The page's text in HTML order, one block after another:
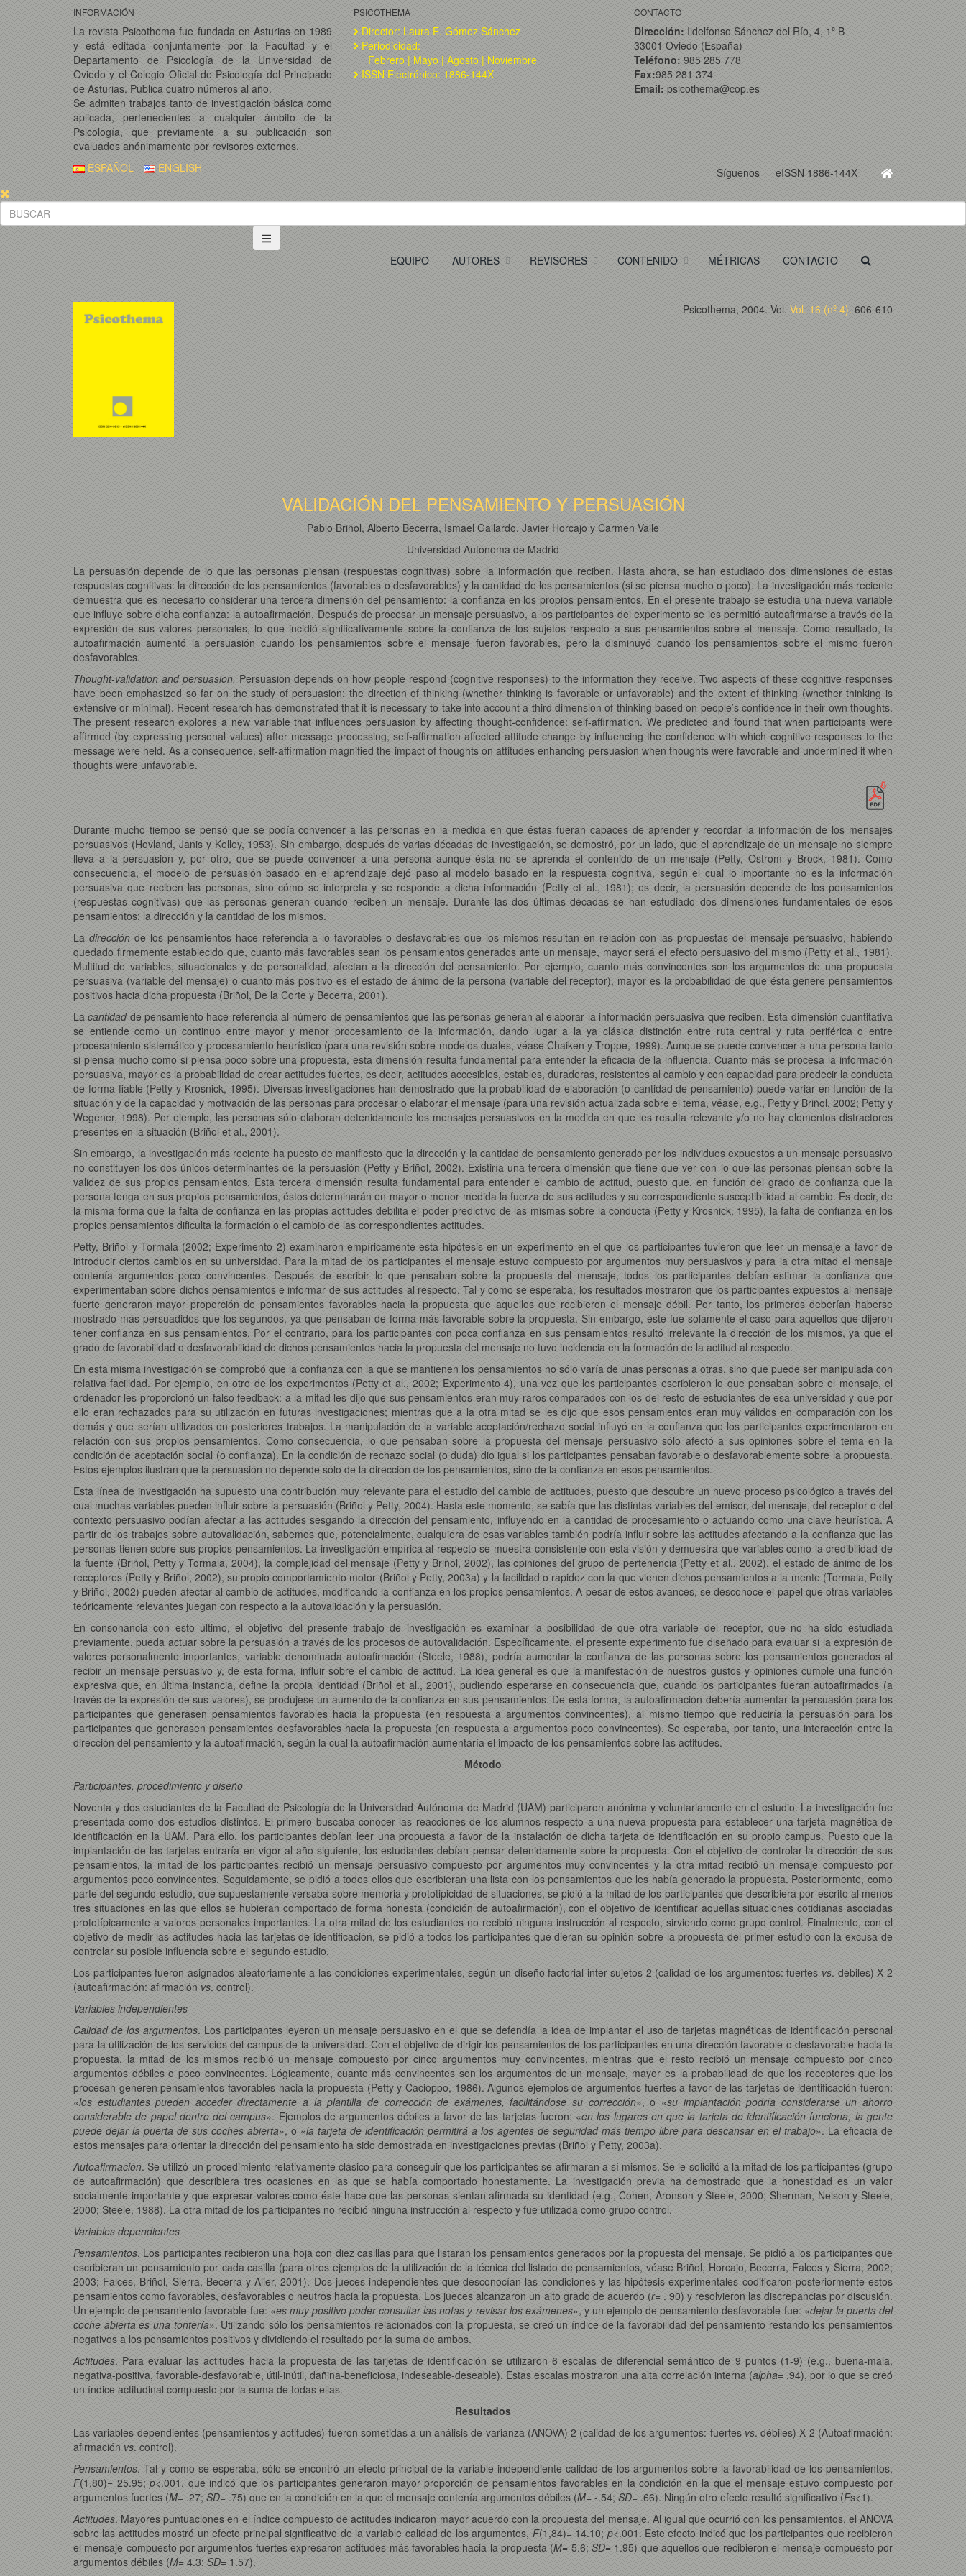
INFORMACIÓN
La revista Psicothema fue fundada en Asturias en 1989
y está editada conjuntamente por la Facultad y el
Departamento de Psicología de la Universidad de
Oviedo y el Colegio Oficial de Psicología del Principado
de Asturias. Publica cuatro números al año.
Se admiten trabajos tanto de investigación básica como
aplicada, pertenecientes a cualquier ámbito de la
Psicología, que previamente a su publicación son
evaluados anónimamente por revisores externos.
PSICOTHEMA
Director: Laura E. Gómez Sánchez
Periodicidad:
Febrero | Mayo | Agosto | Noviembre
ISSN Electrónico: 1886-144X
CONTACTO
Dirección: Ildelfonso Sánchez del Río, 4, 1º B
33001 Oviedo (España)
Teléfono: 985 285 778
Fax:985 281 374
Email: psicothema@cop.es
Síguenos eISSN 1886-144X
ESPAÑOL ENGLISH
EQUIPO AUTORES REVISORES CONTENIDO MÉTRICAS CONTACTO
Psicothema, 2004. Vol. Vol. 16 (nº 4). 606-610
VALIDACIÓN DEL PENSAMIENTO Y PERSUASIÓN
Pablo Briñol, Alberto Becerra, Ismael Gallardo, Javier Horcajo y Carmen Valle
Universidad Autónoma de Madrid
La persuasión depende de lo que las personas piensan (respuestas cognitivas) sobre la información que reciben. Hasta ahora, se han estudiado dos dimensiones de estas
respuestas cognitivas: la dirección de los pensamientos (favorables o desfavorables) y la cantidad de los pensamientos (si se piensa mucho o poco). La investigación más reciente
demuestra que es necesario considerar una tercera dimensión del pensamiento: la confianza en los propios pensamientos. En el presente trabajo se estudia una nueva variable
que influye sobre dicha confianza: la autoafirmación. Después de procesar un mensaje persuasivo, a los participantes del experimento se les permitió autoafirmarse a través de la
expresión de sus valores personales, lo que incidió significativamente sobre la confianza de los sujetos respecto a sus pensamientos sobre el mensaje. Como resultado, la
autoafirmación aumentó la persuasión cuando los pensamientos sobre el mensaje fueron favorables, pero la disminuyó cuando los pensamientos sobre el mismo fueron
desfavorables.
Thought-validation and persuasion. Persuasion depends on how people respond (cognitive responses) to the information they receive. Two aspects of these cognitive responses
have been emphasized so far on the study of persuasion: the direction of thinking (whether thinking is favorable or unfavorable) and the extent of thinking (whether thinking is
extensive or minimal). Recent research has demonstrated that it is necessary to take into account a third dimension of thinking based on people’s confidence in their own thoughts.
The present research explores a new variable that influences persuasion by affecting thought-confidence: self-affirmation. We predicted and found that when participants were
affirmed (by expressing personal values) after message processing, self-affirmation affected attitude change by influencing the confidence with which cognitive responses to the
message were held. As a consequence, self-affirmation magnified the impact of thoughts on attitudes enhancing persuasion when thoughts were favorable and undermined it when
thoughts were unfavorable.
Durante mucho tiempo se pensó que se podía convencer a las personas en la medida en que éstas fueran capaces de aprender y recordar la información de los mensajes
persuasivos (Hovland, Janis y Kelley, 1953). Sin embargo, después de varias décadas de investigación, se demostró, por un lado, que el aprendizaje de un mensaje no siempre
lleva a la persuasión y, por otro, que se puede convencer a una persona aunque ésta no se aprenda el contenido de un mensaje (Petty, Ostrom y Brock, 1981). Como
consecuencia, el modelo de persuasión basado en el aprendizaje dejó paso al modelo basado en la respuesta cognitiva, según el cual lo importante no es la información
persuasiva que reciben las personas, sino cómo se interpreta y se responde a dicha información (Petty et al., 1981); es decir, la persuasión depende de los pensamientos
(respuestas cognitivas) que las personas generan cuando reciben un mensaje. Durante las dos últimas décadas se han estudiado dos dimensiones fundamentales de esos
pensamientos: la dirección y la cantidad de los mismos.
La direcciónde los pensamientos hace referencia a lo favorables o desfavorables que los mismos resultan en relación con las propuestas del mensaje persuasivo, habiendo
quedado firmemente establecido que, cuanto más favorables sean los pensamientos generados ante un mensaje, mayor será el efecto persuasivo del mismo (Petty et al., 1981).
Multitud de variables, situacionales y de personalidad, afectan a la dirección del pensamiento. Por ejemplo, cuanto más convincentes son los argumentos de una propuesta
persuasiva (variable del mensaje) o cuanto más positivo es el estado de ánimo de la persona (variable del receptor), mayor es la probabilidad de que ésta genere pensamientos
positivos hacia dicha propuesta (Briñol, De la Corte y Becerra, 2001).
Lacantidadde pensamiento hace referencia al número de pensamientos que las personas generan al elaborar la información persuasiva que reciben. Esta dimensión cuantitativa
se entiende como un continuo entre mayor y menor procesamiento de la información, dando lugar a la ya clásica distinción entre ruta central y ruta periférica o entre
procesamiento sistemático y procesamiento heurístico (para una revisión sobre modelos duales, véase Chaiken y Troppe, 1999). Aunque se puede convencer a una persona tanto
si piensa mucho como si piensa poco sobre una propuesta, esta dimensión resulta fundamental para entender la eficacia de la influencia. Cuanto más se procesa la información
persuasiva, mayor es la probabilidad de crear actitudes fuertes, es decir, actitudes accesibles, estables, duraderas, resistentes al cambio y con capacidad para predecir la conducta
de forma fiable (Petty y Krosnick, 1995). Diversas investigaciones han demostrado que la probabilidad de elaboración (o cantidad de pensamiento) puede variar en función de la
situación y de la capacidad y motivación de las personas para procesar o elaborar el mensaje (para una revisión actualizada sobre el tema, véase, e.g., Petty y Briñol, 2002; Petty y
Wegener, 1998). Por ejemplo, las personas sólo elaboran detenidamente los mensajes persuasivos en la medida en que les resulta relevante y/o no hay elementos distractores
presentes en la situación (Briñol et al., 2001).
Sin embargo, la investigación más reciente ha puesto de manifiesto que la dirección y la cantidad de pensamiento generado por los individuos expuestos a un mensaje persuasivo
no constituyen los dos únicos determinantes de la persuasión (Petty y Briñol, 2002). Existiría una tercera dimensión que tiene que ver con lo que las personas piensan sobre la
validez de sus propios pensamientos. Esta tercera dimensión resulta fundamental para entender el cambio de actitud, puesto que, en función del grado de confianza que la
persona tenga en sus propios pensamientos, éstos determinarán en mayor o menor medida la fuerza de sus actitudes y su correspondiente susceptibilidad al cambio. Es decir, de
la misma forma que la falta de confianza en las propias actitudes debilita el poder predictivo de las mismas sobre la conducta (Petty y Krosnick, 1995), la falta de confianza en los
propios pensamientos dificulta la formación o el cambio de las correspondientes actitudes.
Petty, Briñol y Tormala (2002; Experimento 2) examinaron empíricamente esta hipótesis en un experimento en el que los participantes tuvieron que leer un mensaje a favor de
introducir ciertos cambios en su universidad. Para la mitad de los participantes el mensaje estuvo compuesto por argumentos muy persuasivos y para la otra mitad el mensaje
contenía argumentos poco convincentes. Después de escribir lo que pensaban sobre la propuesta del mensaje, todos los participantes debían estimar la confianza que
experimentaban sobre dichos pensamientos e informar de sus actitudes al respecto. Tal y como se esperaba, los resultados mostraron que los participantes expuestos al mensaje
fuerte generaron mayor proporción de pensamientos favorables hacia la propuesta que aquellos que recibieron el mensaje débil. Por tanto, los primeros deberían haberse
mostrado más persuadidos que los segundos, ya que pensaban de forma más favorable sobre la propuesta. Sin embargo, éste fue solamente el caso para aquellos que dijeron
tener confianza en sus pensamientos. Por el contrario, para los participantes con poca confianza en sus pensamientos resultó irrelevante la dirección de los mismos, ya que el
grado de favorabilidad o desfavorabilidad de dichos pensamientos hacia la propuesta del mensaje no tuvo incidencia en la formación de la actitud al respecto.
En esta misma investigación se comprobó que la confianza con la que se mantienen los pensamientos no sólo varía de unas personas a otras, sino que puede ser manipulada con
relativa facilidad. Por ejemplo, en otro de los experimentos (Petty et al., 2002; Experimento 4), una vez que los participantes escribieron lo que pensaban sobre el mensaje, el
ordenador les proporcionó un falso feedback: a la mitad les dijo que sus pensamientos eran muy raros comparados con los del resto de estudiantes de esa universidad y que por
ello eran rechazados para su utilización en futuras investigaciones; mientras que a la otra mitad se les dijo que esos pensamientos eran muy válidos en comparación con los
demás y que serían utilizados en posteriores trabajos. La manipulación de la variable aceptación/rechazo social influyó en la confianza que los participantes experimentaron en
relación con sus propios pensamientos. Como consecuencia, lo que pensaban sobre la propuesta del mensaje persuasivo sólo afectó a sus opiniones sobre el tema en la
condición de aceptación social (o confianza). En la condición de rechazo social (o duda) dio igual si los participantes pensaban favorable o desfavorablemente sobre la propuesta.
Estos ejemplos ilustran que la persuasión no depende sólo de la dirección de los pensamientos, sino de la confianza en esos pensamientos.
Esta línea de investigación ha supuesto una contribución muy relevante para el estudio del cambio de actitudes, puesto que descubre un nuevo proceso psicológico a través del
cual muchas variables pueden influir sobre la persuasión (Briñol y Petty, 2004). Hasta este momento, se sabía que las distintas variables del emisor, del mensaje, del receptor o del
contexto persuasivo podían afectar a las actitudes sesgando la dirección del pensamiento, influyendo en la cantidad de procesamiento o actuando como una clave heurística. A
partir de los trabajos sobre autovalidación, sabemos que, potencialmente, cualquiera de esas variables también podría influir sobre las actitudes afectando a la confianza que las
personas tienen sobre sus propios pensamientos. La investigación empírica al respecto se muestra consistente con esta visión y demuestra que variables como la credibilidad de
la fuente (Briñol, Petty y Tormala, 2004), la complejidad del mensaje (Petty y Briñol, 2002), las opiniones del grupo de pertenencia (Petty et al., 2002), el estado de ánimo de los
receptores (Petty y Briñol, 2002), su propio comportamiento motor (Briñol y Petty, 2003a) y la facilidad o rapidez con la que vienen dichos pensamientos a la mente (Tormala, Petty
y Briñol, 2002) pueden afectar al cambio de actitudes, modificando la confianza en los propios pensamientos. A pesar de estos avances, se desconoce el papel que otras variables
teóricamente relevantes juegan con respecto a la autovalidación y la persuasión.
En consonancia con esto último, el objetivo del presente trabajo de investigación es examinar la posibilidad de que otra variable del receptor, que no ha sido estudiada
previamente, pueda actuar sobre la persuasión a través de los procesos de autovalidación. Específicamente, el presente experimento fue diseñado para evaluar si la expresión de
valores personalmente importantes, variable denominada autoafirmación (Steele, 1988), podría aumentar la confianza de las personas sobre los pensamientos generados al
recibir un mensaje persuasivo y, de esta forma, influir sobre el cambio de actitud. La idea general es que la manifestación de nuestros gustos y opiniones cumple una función
expresiva que, en última instancia, define la propia identidad (Briñol et al., 2001), pudiendo esperarse en consecuencia que, cuando los participantes fueran autoafirmados (a
través de la expresión de sus valores), se produjese un aumento de la confianza en sus pensamientos. De esta forma, la autoafirmación debería aumentar la persuasión para los
participantes que generasen pensamientos favorables hacia la propuesta (en respuesta a argumentos convincentes), al mismo tiempo que reduciría la persuasión para los
participantes que generasen pensamientos desfavorables hacia la propuesta (en respuesta a argumentos poco convincentes). Se esperaba, por tanto, una interacción entre la
dirección del pensamiento y la autoafirmación, según la cual la autoafirmación aumentaría el impacto de los pensamientos sobre las actitudes.
Método
Participantes, procedimiento y diseño
Noventa y dos estudiantes de la Facultad de Psicología de la Universidad Autónoma de Madrid (UAM) participaron anónima y voluntariamente en el estudio. La investigación fue
presentada como dos estudios distintos. El primero buscaba conocer las reacciones de los alumnos respecto a una nueva propuesta para establecer una tarjeta magnética de
identificación en la UAM. Para ello, los participantes debían leer una propuesta a favor de la instalación de dicha tarjeta de identificación en su propio campus. Puesto que la
implantación de las tarjetas entraría en vigor al año siguiente, los estudiantes debían pensar detenidamente sobre la propuesta. Con el objetivo de controlar la dirección de sus
pensamientos, la mitad de los participantes recibió un mensaje persuasivo compuesto por argumentos muy convincentes y la otra mitad recibió un mensaje compuesto por
argumentos poco convincentes. Seguidamente, se pidió a todos ellos que escribieran una lista con los pensamientos que les había generado la propuesta. Posteriormente, como
parte del segundo estudio, que supuestamente versaba sobre memoria y prototipicidad de situaciones, se pidió a la mitad de los participantes que describiera por escrito al menos
tres situaciones en las que ellos se hubieran comportado de forma honesta (condición de autoafirmación), con el objetivo de identificar aquellas situaciones cotidianas asociadas
prototípicamente a valores personales importantes. La otra mitad de los estudiantes no recibió ninguna instrucción al respecto, sirviendo como grupo control. Finalmente, con el
objetivo de medir las actitudes hacia las tarjetas de identificación, se pidió a todos los participantes que dieran su opinión sobre la propuesta del primer estudio con la excusa de
controlar su posible influencia sobre el segundo estudio.
Los participantes fueron asignados aleatoriamente a las condiciones experimentales, según un diseño factorial inter-sujetos 2 (calidad de los argumentos: fuertes vs. débiles) X 2
(autoafirmación: afirmación vs. control).
Variables independientes
Calidad de los argumentos. Los participantes leyeron un mensaje persuasivo en el que se defendía la idea de implantar el uso de tarjetas magnéticas de identificación personal
para la utilización de los servicios del campus de la universidad. Con el objetivo de dirigir los pensamientos de los participantes en una dirección favorable o desfavorable hacia la
propuesta, la mitad de los mismos recibió un mensaje compuesto por cinco argumentos muy convincentes, mientras que el resto recibió un mensaje compuesto por cinco
argumentos débiles o poco convincentes. Lógicamente, cuanto más convincentes son los argumentos de un mensaje, mayor es la probabilidad de que los receptores que los
procesan generen pensamientos favorables hacia la propuesta (Petty y Cacioppo, 1986). Algunos ejemplos de argumentos fuertes a favor de las tarjetas de identificación fueron:
«los estudiantes pueden acceder directamente a la plantilla de corrección de exámenes, facilitándose su corrección», o «su implantación podría considerarse un ahorro
considerable de papel dentro del campus». Ejemplos de argumentos débiles a favor de las tarjetas fueron: «en los lugares en que la tarjeta de identificación funciona, la gente
puede dejar la puerta de sus coches abierta», o «la tarjeta de identificación permitirá a los agentes de seguridad más tiempo libre para descansar en el trabajo». La eficacia de
estos mensajes para orientar la dirección del pensamiento ha sido demostrada en investigaciones previas (Briñol y Petty, 2003a).
Autoafirmación. Se utilizó un procedimiento relativamente clásico para conseguir que los participantes se afirmaran a sí mismos. Se le solicitó a la mitad de los participantes (grupo
de autoafirmación) que describiera tres ocasiones en las que se había comportado honestamente. La investigación previa ha demostrado que la honestidad es un valor
socialmente importante y que expresar valores como éste hace que las personas sientan afirmada su identidad (e.g., Cohen, Aronson y Steele, 2000; Sherman, Nelson y Steele,
2000; Steele, 1988). La otra mitad de los participantes no recibió ninguna instrucción al respecto y fue utilizada como grupo control.
Variables dependientes
Pensamientos. Los participantes recibieron una hoja con diez casillas para que listaran los pensamientos generados por la propuesta del mensaje. Se pidió a los participantes que
escribieran un pensamiento por cada casilla (para otros ejemplos de la utilización de la técnica del listado de pensamientos, véase Briñol, Horcajo, Becerra, Falces y Sierra, 2002;
2003; Falces, Briñol, Sierra, Becerra y Alier, 2001). Dos jueces independientes que desconocían las condiciones y las hipótesis experimentales codificaron posteriormente estos
pensamientos como favorables, desfavorables o neutros hacia la propuesta. Los jueces alcanzaron un alto grado de acuerdo (r= . 90) y resolvieron las discrepancias por discusión.
Un ejemplo de pensamiento favorable fue: «es muy positivo poder consultar las notas y revisar los exámenes», y un ejemplo de pensamiento desfavorable fue: «dejar la puerta del
coche abierta es una tontería». Utilizando sólo los pensamientos relacionados con la propuesta, se creó un índice de la favorabilidad del pensamiento restando los pensamientos
negativos a los pensamientos positivos y dividiendo el resultado por la suma de ambos.
Actitudes. Para evaluar las actitudes hacia la propuesta de las tarjetas de identificación se utilizaron 6 escalas de diferencial semántico de 9 puntos (1-9) (e.g., buena-mala,
negativa-positiva, favorable-desfavorable, útil-inútil, dañina-beneficiosa, indeseable-deseable). Estas escalas mostraron una alta correlación interna (alpha=.94), por lo que se creó
un índice actitudinal compuesto por la suma de todas ellas.
Resultados
Las variables dependientes (pensamientos y actitudes) fueron sometidas a un análisis de varianza (ANOVA) 2 (calidad de los argumentos: fuertes vs. débiles) X 2 (Autoafirmación:
afirmación vs. control).
Pensamientos. Tal y como se esperaba, sólo se encontró un efecto principal de la variable independiente calidad de los argumentos sobre la favorabilidad de los pensamientos,
F(1,80)= 25.95; p<.001, que indicó que los participantes generaron mayor proporción de pensamientos favorables en la condición en la que el mensaje estuvo compuesto por
argumentos fuertes (M= .27; SD= .75) que en la condición en la que el mensaje contenía argumentos débiles (M= -.54; SD= .66). Ningún otro efecto resultó significativo (Fs<1).
Actitudes. Mayores puntuaciones en el índice compuesto de actitudes indicaron mayor acuerdo con la propuesta del mensaje. Al igual que ocurrió con los pensamientos, el ANOVA
sobre las actitudes mostró un efecto principal significativo de la variable calidad de los argumentos, F(1,84)= 14.10; p<.001. Este efecto indicó que los participantes que recibieron
el mensaje compuesto por argumentos fuertes expresaron actitudes más favorables hacia la propuesta (M= 5.6;SD= 1.95) que aquellos que recibieron el mensaje compuesto por
argumentos débiles (M= 4.3; SD= 1.57).